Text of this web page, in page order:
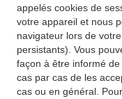
appelés cookies de
votre appareil et nous
navigateur lors de
persistants). Vous
façon à être informé de
cas par cas de les
cas ou en général.